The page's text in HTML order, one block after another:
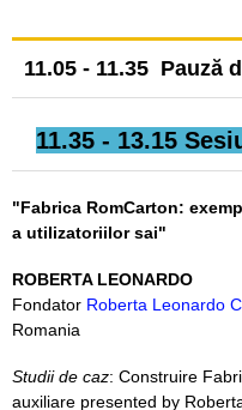
11.05 - 11.35 Pauză
11.35 - 13.15
"Fabrica RomCarton:
a utilizatoriilor sai"
ROBERTA LEONARDO
Fondator Roberta Leonardo
Romania
Studii de caz: Construire
auxiliare presented by